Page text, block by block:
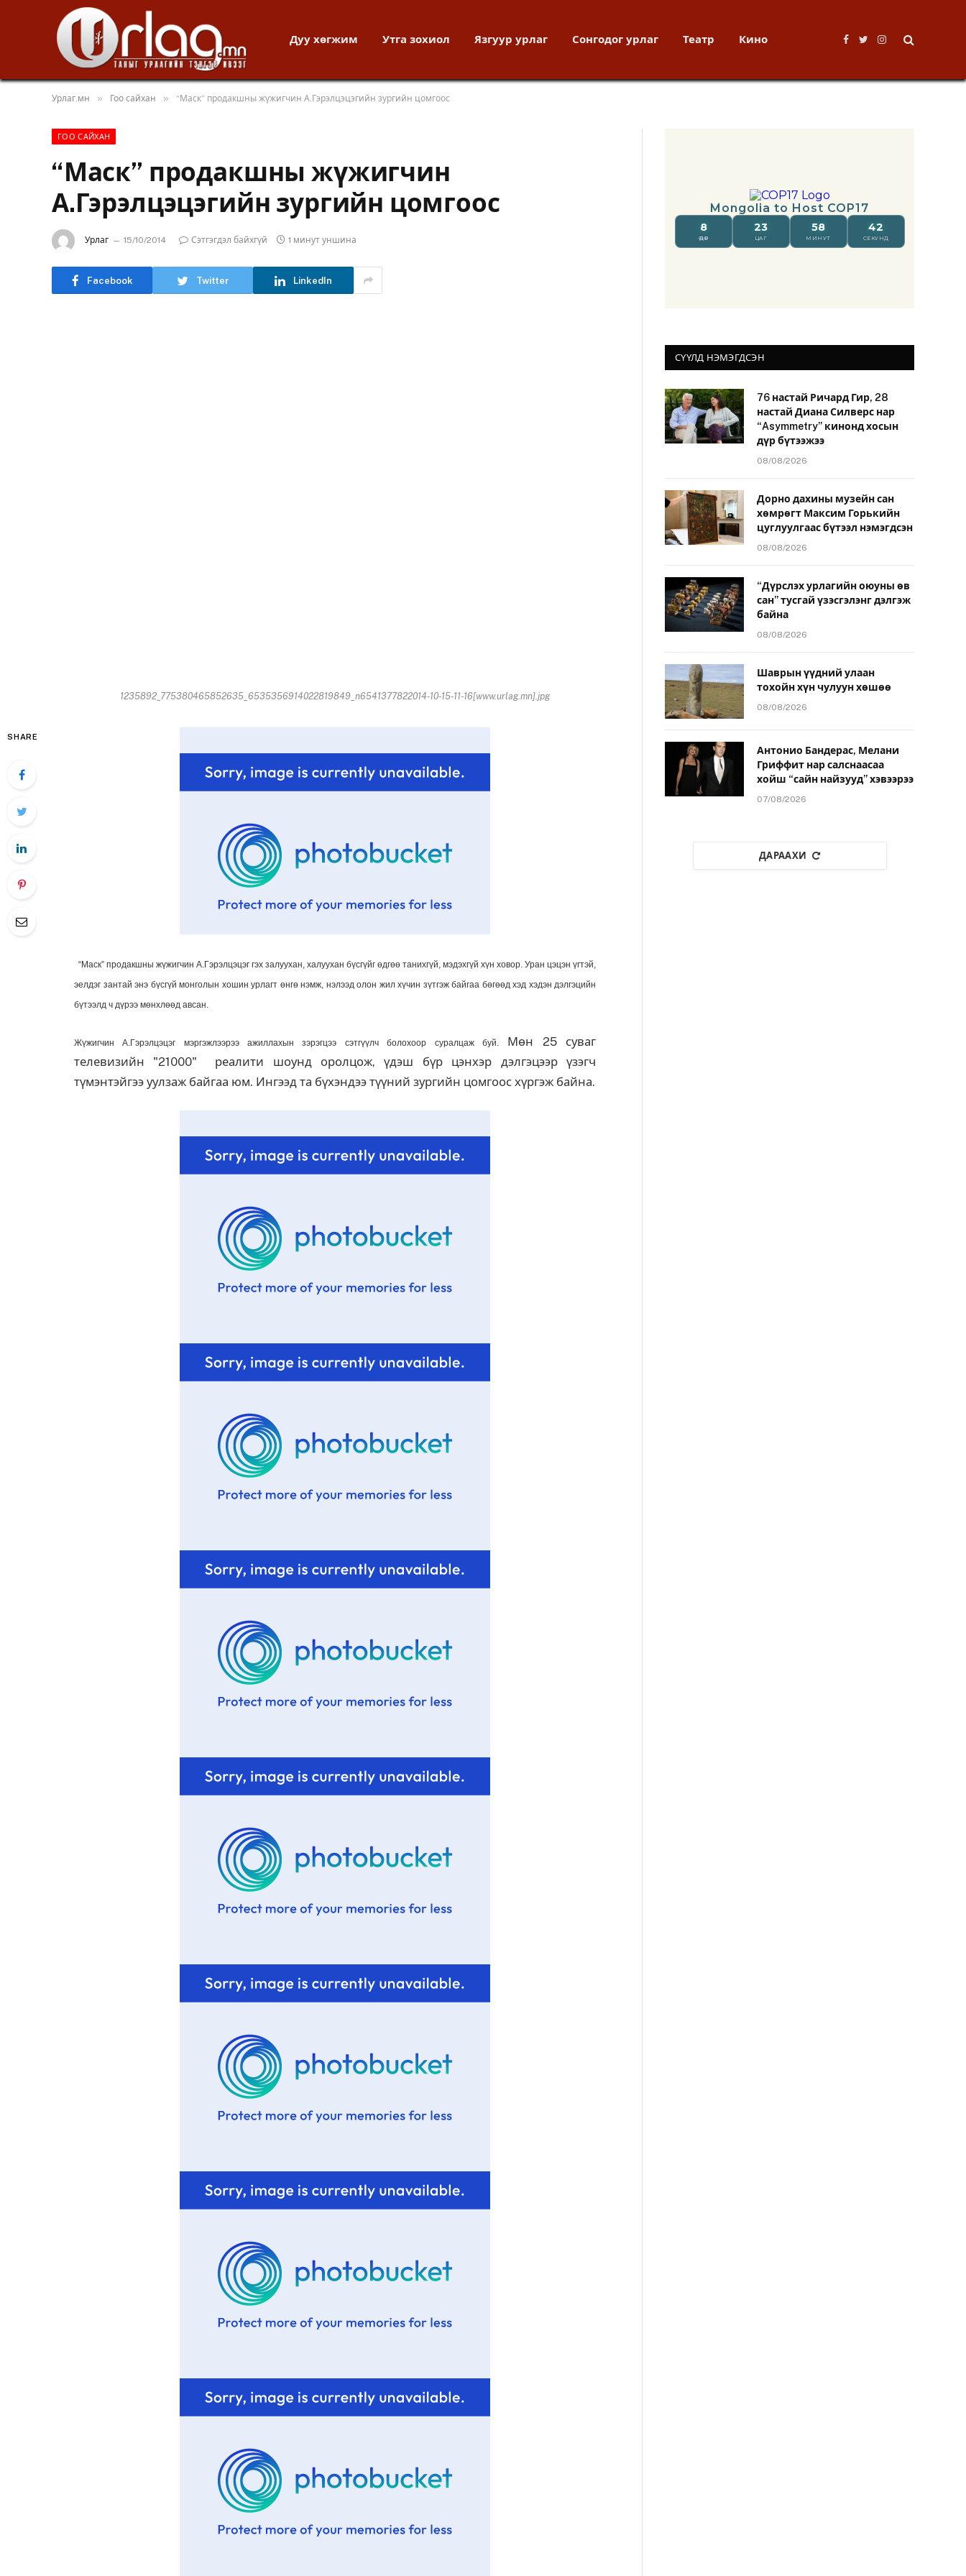
Дуу хөгжим Утга зохиол Язгуур урлаг Сонгодог урлаг Театр Кино
Facebook
TwitterInstagram
Урлаг.мн » Гоо сайхан » “Маск” продакшны жүжигчин А.Гэрэлцэцэгийн зургийн цомгоос
ГОО САЙХАН
“Маск” продакшны жүжигчин
А.Гэрэлцэцэгийн зургийн цомгоос
Урлаг 15/10/2014 Сэтгэгдэл байхгүй 1 минут уншина
Facebook Twitter LinkedIn
1235892_775380465852635_6535356914022819849_n6541377822014-10-15-11-16[www.urlag.mn].jpg
SHARE
“Маск” продакшны жүжигчин А.Гэрэлцэцэг гэх залуухан, халуухан бүсгүйг өдгөө танихгүй, мэдэхгүй хүн ховор. Уран цэцэн үгтэй,
эелдэг зантай энэ бүсгүй монголын хошин урлагт өнгө нэмж, нэлээд олон жил хүчин зүтгэж байгаа бөгөөд хэд хэдэн дэлгэцийн
бүтээлд ч дүрээ мөнхлөөд авсан.
Жүжигчин А.Гэрэлцэцэг мэргэжлээрээ ажиллахын зэрэгцээ сэтгүүлч болохоор суралцаж буй.Мөн 25 суваг
телевизийн "21000" реалити шоунд оролцож, үдэш бүр цэнхэр дэлгэцээр үзэгч
түмэнтэйгээ уулзаж байгаа юм. Ингээд та бүхэндээ түүний зургийн цомгоос хүргэж байна.
СҮҮЛД НЭМЭГДСЭН
76 настай Ричард Гир, 28
настай Диана Силверс нар
“Asymmetry” кинонд хосын
дүр бүтээжээ
08/08/2026
Дорно дахины музейн сан
хөмрөгт Максим Горькийн
цуглуулгаас бүтээл нэмэгдсэн
08/08/2026
“Дүрслэх урлагийн оюуны өв
сан” тусгай үзэсгэлэнг дэлгэж
байна
08/08/2026
Шаврын үүдний улаан
тохойн хүн чулуун хөшөө
08/08/2026
Антонио Бандерас, Мелани
Гриффит нар салснаасаа
хойш “сайн найзууд” хэвээрээ
07/08/2026
ДАРААХИ